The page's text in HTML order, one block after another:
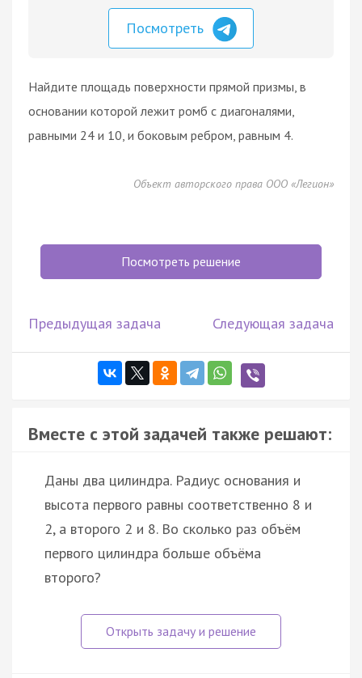
Посмотреть
Найдите площадь поверхности прямой призмы, в
основании которой лежит ромб с диагоналями,
равными 24 и 10, и боковым ребром, равным 4.
Объект авторского права ООО «Легион»
Посмотреть решение
Предыдущая задача Следующая задача
Вместе с этой задачей также решают:
Даны два цилиндра. Радиус основания и
высота первого равны соответственно 8 и
2, а второго 2 и 8. Во сколько раз объём
первого цилиндра больше объёма
второго?